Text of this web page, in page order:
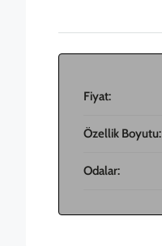
Fiyat:
Özellik Boyutu:
Odalar: